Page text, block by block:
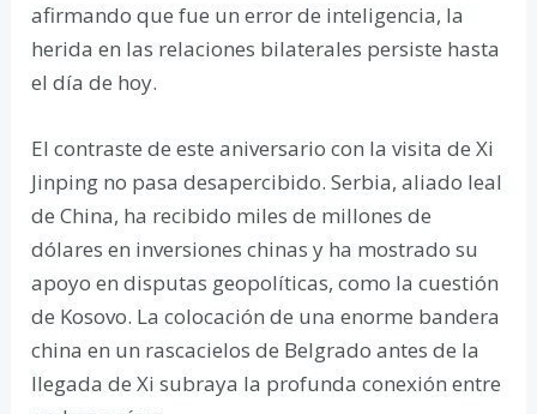
afirmando que fue un error de inteligencia, la
herida en las relaciones bilaterales persiste hasta
el día de hoy.
El contraste de este aniversario con la visita de Xi
Jinping no pasa desapercibido. Serbia, aliado leal
de China, ha recibido miles de millones de
dólares en inversiones chinas y ha mostrado su
apoyo en disputas geopolíticas, como la cuestión
de Kosovo. La colocación de una enorme bandera
china en un rascacielos de Belgrado antes de la
llegada de Xi subraya la profunda conexión entre